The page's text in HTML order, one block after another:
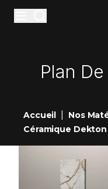
Accessoires
Réalisations
Plan
Accueil Nos
Céramique Dekton